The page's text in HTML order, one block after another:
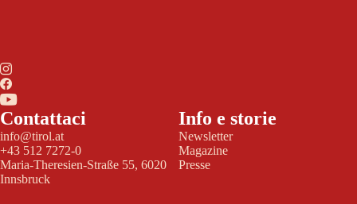
Contattaci
info@tirol.at
+43 512 7272-0
Maria-Theresien-Straße 55, 6020
Innsbruck
Info e storie
Newsletter
Magazine
Presse